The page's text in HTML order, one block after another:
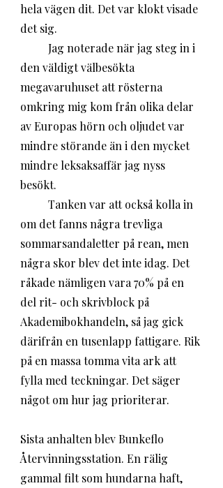
hela vägen dit. Det var klokt visade
det sig.
den väldigt välbesökta
megavaruhuset att rösterna
omkring mig kom från olika delar
av Europas hörn och oljudet var
mindre störande än i den mycket
mindre leksaksaffär jag nyss
besökt.
om det fanns några trevliga
sommarsandaletter på rean, men
några skor blev det inte idag. Det
råkade nämligen vara 70% på en
del rit- och skrivblock på
Akademibokhandeln, så jag gick
därifrån en tusenlapp fattigare. Rik
på en massa tomma vita ark att
fylla med teckningar. Det säger
något om hur jag prioriterar.
Sista anhalten blev Bunkeflo
Återvinningsstation. En rälig
gammal filt som hundarna haft,